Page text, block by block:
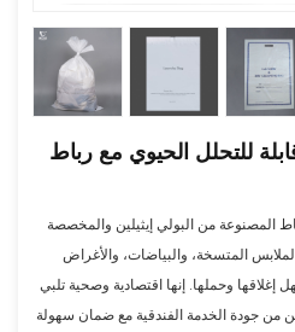
للتحلل الحيوي مع رباط
المصنوعة من البولي إيثيلين والمخصصة
المتسخة، والبياضات، والأغراض
وحملها. إنها اقتصادية وصحية تلبي
من جودة الخدمة الفندقية مع ضمان سهولة